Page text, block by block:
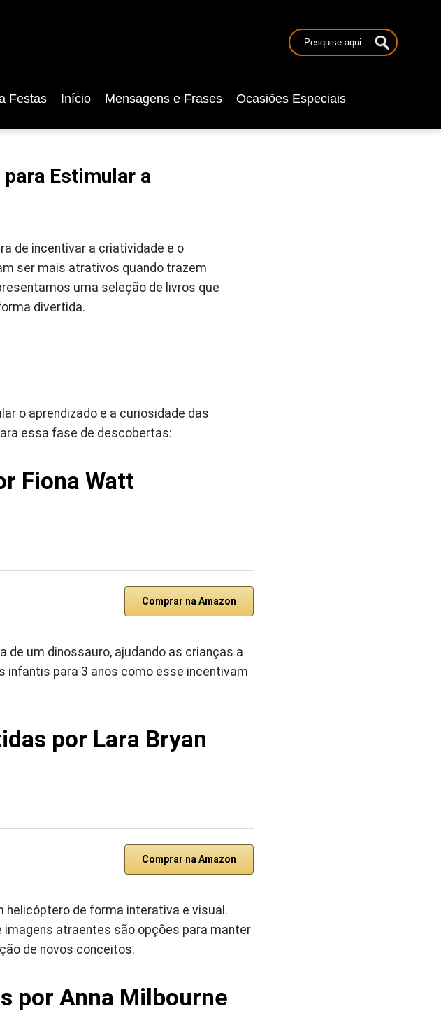
Festas Início Mensagens e Frases Ocasiões Especiais
Estimular a
de incentivar a criatividade e o
ser mais atrativos quando trazem
uma seleção de livros que
divertida.
o aprendizado e a curiosidade das
essa fase de descobertas:
Fiona Watt
Comprar na Amazon
de um dinossauro, ajudando as crianças a
infantis para 3 anos como esse incentivam
por Lara Bryan
Comprar na Amazon
helicóptero de forma interativa e visual.
atraentes são opções para manter
de novos conceitos.
por Anna Milbourne